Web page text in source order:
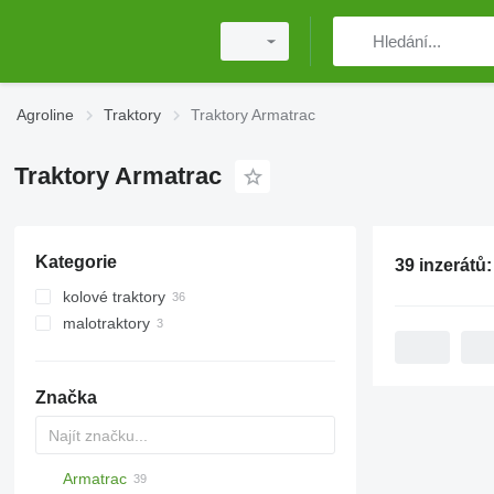
Agroline Traktory Traktory Armatrac
Traktory Armatrac
Kategorie
kolové traktory
malotraktory
Značka
Challenger
TTR
Armatrac
39 inzerátů: